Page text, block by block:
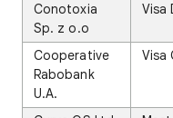
Conotoxia
Sp. z o.o
Visa
Cooperative
Rabobank
U.A.
Visa